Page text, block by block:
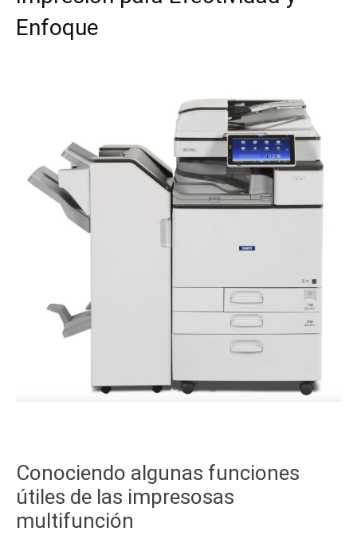
Enfoque
Conociendo algunas funciones
útiles de las impresosas
multifunción